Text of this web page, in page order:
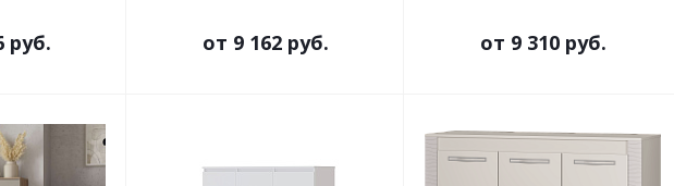
руб. от 9 162 руб. от 9 310 руб.